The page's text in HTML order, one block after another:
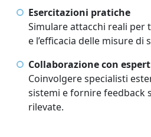
Esercitazioni pratiche
Simulare attacchi reali per
e l’efficacia delle misure di
Collaborazione con
Coinvolgere specialisti
sistemi e fornire feedback
rilevate.